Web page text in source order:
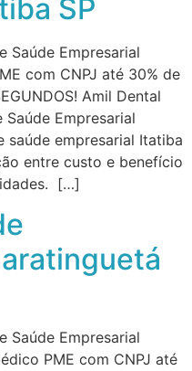
SP
Saúde Empresarial
com CNPJ até 30% de
Amil Dental
Empresarial
saúde empresarial Itatiba
entre custo e benefício
[…]
Saúde Empresarial
PME com CNPJ até